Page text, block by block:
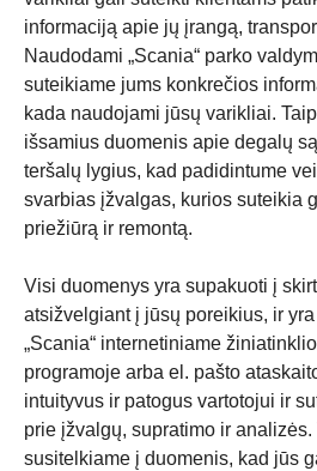
informaciją apie jų įrangą,
Naudodami „Scania“ parko
suteikiame jums konkrečios
kada naudojami jūsų varikliai.
išsamius duomenis apie degalų
teršalų lygius, kad padidintume
svarbias įžvalgas, kurios suteikia
priežiūrą ir remontą.
Visi duomenys yra supakuoti į
atsižvelgiant į jūsų poreikius, ir
„Scania“ internetiniame
programoje arba el. pašto
intuityvus ir patogus vartotojui ir
prie įžvalgų, supratimo ir
susitelkiame į duomenis, kad jūs